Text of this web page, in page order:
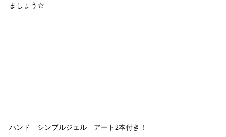
ましょう☆
ハンド シンプルジェル アート2本付き！